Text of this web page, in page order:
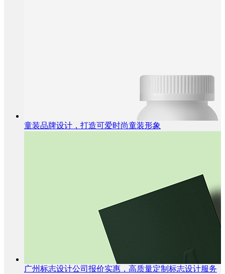
童装品牌设计，打造可爱时尚童装形象
广州标志设计公司报价实惠，高质量定制标志设计服务